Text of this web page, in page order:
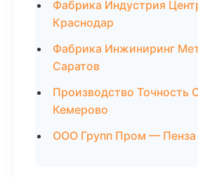
Фабрика Индустрия
Краснодар
Фабрика Инжиниринг
Саратов
Производство Точность
Кемерово
ООО Групп Пром — Пенза